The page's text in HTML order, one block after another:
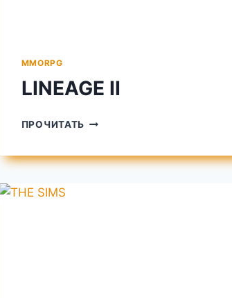
MMORPG
LINEAGE II
ПРОЧИТАТЬ LINEAGE